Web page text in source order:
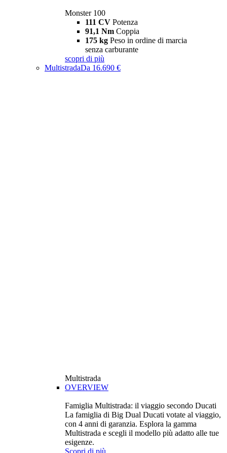
Monster 100
111 CV Potenza
91,1 Nm Coppia
175 kg Peso in ordine di marcia
senza carburante
scopri di più
MultistradaDa 16.690 €
Multistrada
OVERVIEW
Famiglia Multistrada: il viaggio secondo Ducati
La famiglia di Big Dual Ducati votate al viaggio,
con 4 anni di garanzia. Esplora la gamma
Multistrada e scegli il modello più adatto alle tue
esigenze.
Scopri di più